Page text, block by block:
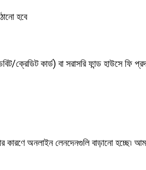
হবে
ক্রেডিট কার্ড) বা সরাসরি ফান্ড হাউসে ফি
অনলাইন লেনদেনগুলি বাড়ানো হচ্ছে৷